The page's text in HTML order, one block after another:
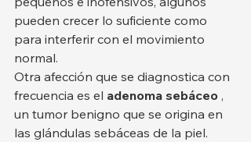
pueden crecer lo suficiente como
para interferir con el movimiento
normal.
Otra afección que se diagnostica con
frecuencia es el adenoma sebáceo ,
un tumor benigno que se origina en
las glándulas sebáceas de la piel.